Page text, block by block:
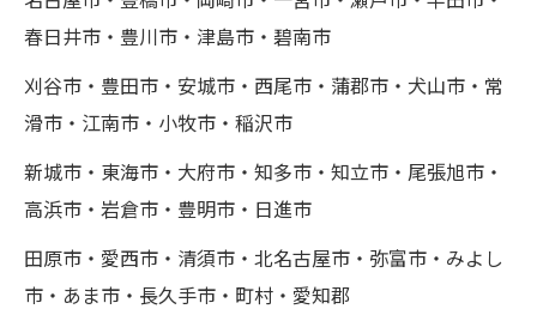
春日井市・豊川市・津島市・碧南市
刈谷市・豊田市・安城市・西尾市・蒲郡市・犬山市・常
滑市・江南市・小牧市・稲沢市
新城市・東海市・大府市・知多市・知立市・尾張旭市・
高浜市・岩倉市・豊明市・日進市
田原市・愛西市・清須市・北名古屋市・弥富市・みよし
市・あま市・長久手市・町村・愛知郡